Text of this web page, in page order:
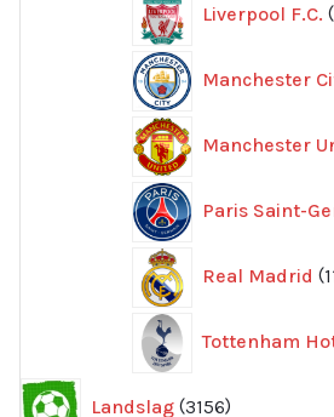
Liverpool F.C.
Manchester
Manchester
Paris Saint-
Real Madrid
Tottenham
Landslag 3156